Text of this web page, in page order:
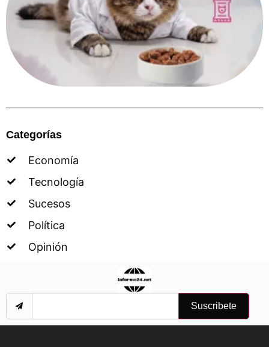
Categorías
Economía
Tecnología
Sucesos
Política
Opinión
Suscribete